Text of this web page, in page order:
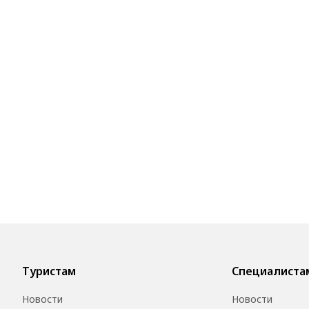
Туристам
Новости Новости